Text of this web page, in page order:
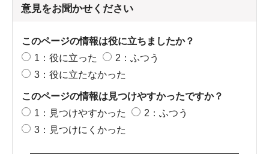
意見をお聞かせください
このページの情報は役に立ちましたか？
1：役に立った
2：ふつう
3：役に立たなかった
このページの情報は見つけやすかったですか？
1：見つけやすかった
2：ふつう
3：見つけにくかった